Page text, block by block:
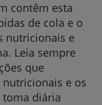
contêm esta
de cola e o
nutricionais e
Leia sempre
que
e os
toma diária